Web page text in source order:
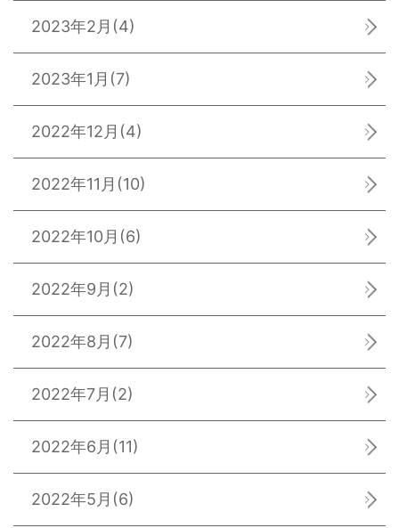
2023年2月 (4)
2023年1月 (7)
2022年12月 (4)
2022年11月 (10)
2022年10月 (6)
2022年9月 (2)
2022年8月 (7)
2022年7月 (2)
2022年6月 (11)
2022年5月 (6)